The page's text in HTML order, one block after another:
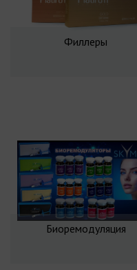
Филлеры
Биоремодуляция